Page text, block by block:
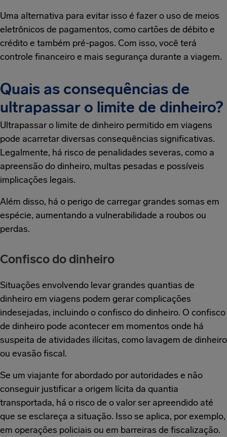
Uma alternativa para evitar isso é fazer o uso de meios
eletrônicos de pagamentos, como cartões de débito e
crédito e também pré-pagos. Com isso, você terá
controle financeiro e mais segurança durante a viagem.
Quais as consequências de
ultrapassar o limite de dinheiro?
Ultrapassar o limite de dinheiro permitido em viagens
pode acarretar diversas consequências significativas.
Legalmente, há risco de penalidades severas, como a
apreensão do dinheiro, multas pesadas e possíveis
implicações legais.
Além disso, há o perigo de carregar grandes somas em
espécie, aumentando a vulnerabilidade a roubos ou
perdas.
Confisco do dinheiro
Situações envolvendo levar grandes quantias de
dinheiro em viagens podem gerar complicações
indesejadas, incluindo o confisco do dinheiro. O confisco
de dinheiro pode acontecer em momentos onde há
suspeita de atividades ilícitas, como lavagem de dinheiro
ou evasão fiscal.
Se um viajante for abordado por autoridades e não
conseguir justificar a origem lícita da quantia
transportada, há o risco de o valor ser apreendido até
que se esclareça a situação. Isso se aplica, por exemplo,
em operações policiais ou em barreiras de fiscalização.